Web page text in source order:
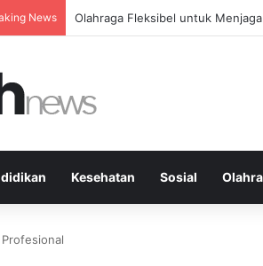
News Cara Efektif Menjaga
Kesehatan Sosial